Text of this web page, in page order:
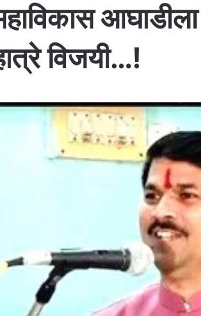
विजयी…!